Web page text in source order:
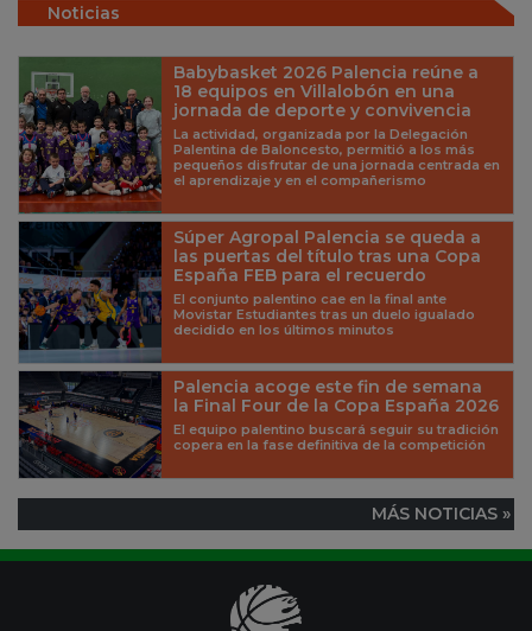
Noticias
Babybasket 2026 Palencia reúne a
18 equipos en Villalobón en una
jornada de deporte y convivencia
La actividad, organizada por la Delegación
Palentina de Baloncesto, permitió a los más
pequeños disfrutar de una jornada centrada en
el aprendizaje y en el compañerismo
Súper Agropal Palencia se queda a
las puertas del título tras una Copa
España FEB para el recuerdo
El conjunto palentino cae en la final ante
Movistar Estudiantes tras un duelo igualado
decidido en los últimos minutos
Palencia acoge este fin de semana
la Final Four de la Copa España 2026
El equipo palentino buscará seguir su tradición
copera en la fase definitiva de la competición
MÁS NOTICIAS »